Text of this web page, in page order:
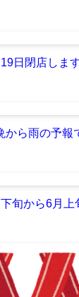
日閉店しま
から雨の予報
旬から6月上